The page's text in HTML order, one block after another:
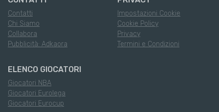
Contatti
Chi Siamo
Collabora
Pubblicità: Adkaora
Impostazioni Cookie
Cookie Policy
Privacy
Termini e Condizioni
ELENCO GIOCATORI
Giocatori NBA
Giocatori Eurolega
Giocatori Eurocup